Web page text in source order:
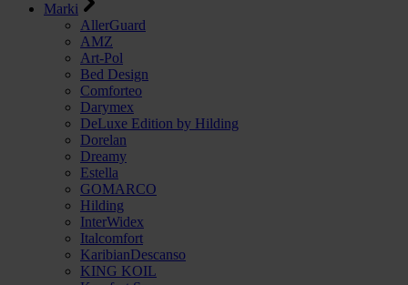
Marki
AllerGuard
AMZ
Art-Pol
Bed Design
Comforteo
Darymex
DeLuxe Edition by Hilding
Dorelan
Dreamy
Estella
GOMARCO
Hilding
InterWidex
Italcomfort
KaribianDescanso
KING KOIL